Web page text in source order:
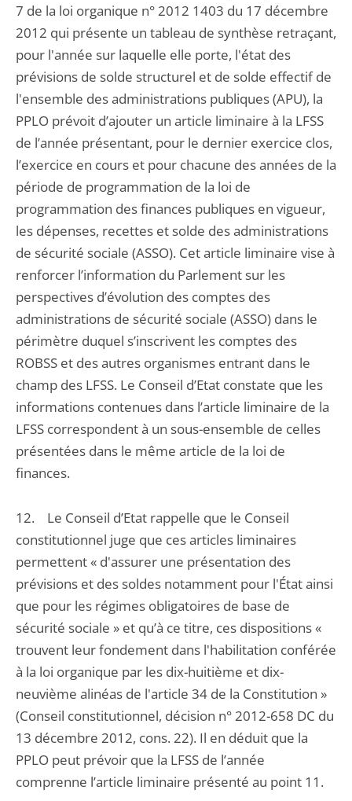
7 de la loi organique n° 2012 1403 du 17 décembre
2012 qui présente un tableau de synthèse retraçant,
pour l'année sur laquelle elle porte, l'état des
prévisions de solde structurel et de solde effectif de
l'ensemble des administrations publiques (APU), la
PPLO prévoit d’ajouter un article liminaire à la LFSS
de l’année présentant, pour le dernier exercice clos,
l’exercice en cours et pour chacune des années de la
période de programmation de la loi de
programmation des finances publiques en vigueur,
les dépenses, recettes et solde des administrations
de sécurité sociale (ASSO). Cet article liminaire vise à
renforcer l’information du Parlement sur les
perspectives d’évolution des comptes des
administrations de sécurité sociale (ASSO) dans le
périmètre duquel s’inscrivent les comptes des
ROBSS et des autres organismes entrant dans le
champ des LFSS. Le Conseil d’Etat constate que les
informations contenues dans l’article liminaire de la
LFSS correspondent à un sous-ensemble de celles
présentées dans le même article de la loi de
finances.
12. Le Conseil d’Etat rappelle que le Conseil
constitutionnel juge que ces articles liminaires
permettent « d'assurer une présentation des
prévisions et des soldes notamment pour l'État ainsi
que pour les régimes obligatoires de base de
sécurité sociale » et qu’à ce titre, ces dispositions «
trouvent leur fondement dans l'habilitation conférée
à la loi organique par les dix-huitième et dix-
neuvième alinéas de l'article 34 de la Constitution »
(Conseil constitutionnel, décision n° 2012-658 DC du
13 décembre 2012, cons. 22). Il en déduit que la
PPLO peut prévoir que la LFSS de l’année
comprenne l’article liminaire présenté au point 11.